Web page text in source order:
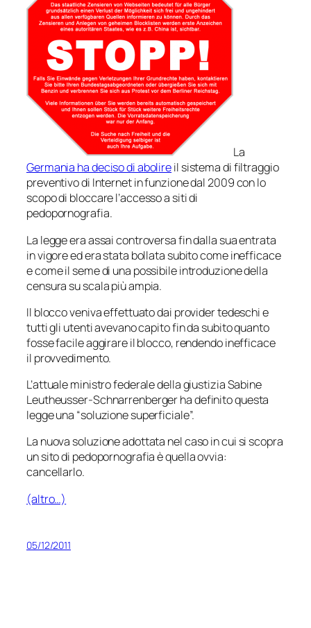
La
Germania ha deciso di abolireil sistema di filtraggio
preventivo di Internet in funzione dal 2009 con lo
scopo di bloccare l’accesso a siti di
pedopornografia.
La legge era assai controversa fin dalla sua entrata
in vigore ed era stata bollata subito come inefficace
e come il seme di una possibile introduzione della
censura su scala più ampia.
Il blocco veniva effettuato dai provider tedeschi e
tutti gli utenti avevano capito fin da subito quanto
fosse facile aggirare il blocco, rendendo inefficace
il provvedimento.
L’attuale ministro federale della giustizia Sabine
Leutheusser-Schnarrenberger ha definito questa
legge una “soluzione superficiale”.
La nuova soluzione adottata nel caso in cui si scopra
un sito di pedopornografia è quella ovvia:
cancellarlo.
(altro…)
05/12/2011